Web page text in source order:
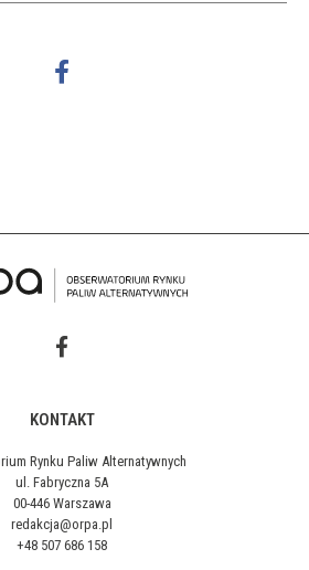
KONTAKT
Rynku Paliw Alternatywnych
ul. Fabryczna 5A
00-446 Warszawa
redakcja@orpa.pl
+48 507 686 158